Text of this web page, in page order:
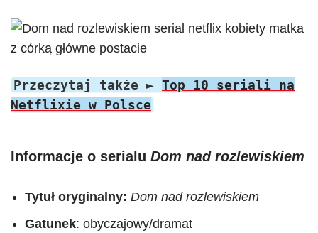
Przeczytaj także ► Top 10 seriali na
Netflixie w Polsce
Informacje o serialu Dom nad rozlewiskiem
Tytuł oryginalny: Dom nad rozlewiskiem
Gatunek: obyczajowy/dramat